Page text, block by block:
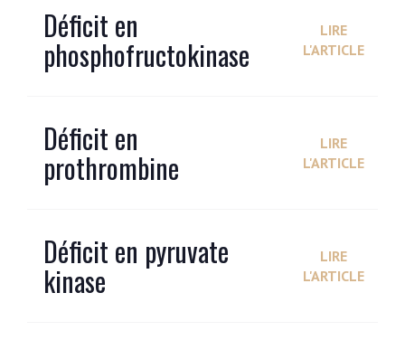
Déficit en
phosphofructokinase
LIRE
L'ARTICLE
Déficit en
prothrombine
LIRE
L'ARTICLE
Déficit en pyruvate
kinase
LIRE
L'ARTICLE